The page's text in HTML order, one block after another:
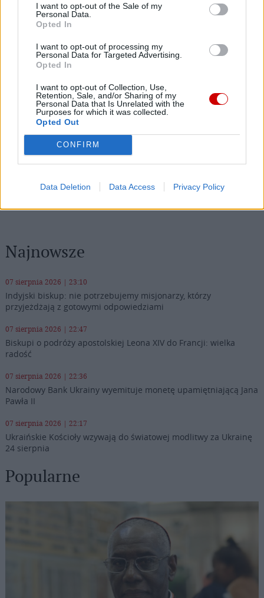
I want to opt-out of the Sale of my
Personal Data.
Opted In
I want to opt-out of processing my
Personal Data for Targeted Advertising.
Opted In
I want to opt-out of Collection, Use,
Retention, Sale, and/or Sharing of my
Personal Data that Is Unrelated with the
Purposes for which it was collected.
Opted Out
CONFIRM
Data Deletion Data Access Privacy Policy
Facebook
TwitterMessengerWhatsApp
EmailCopy
Link
Print
Wersja do druku
Tagi:
MĘCZENNICY Z PARIACOTO
O. ZBIGNIEW STRZAŁKOWSKI O.MICHAŁ TOMASZEK
Najnowsze
07 sierpnia 2026 | 23:10
Indyjski biskup: nie potrzebujemy misjonarzy, którzy
przyjeżdżają z gotowymi odpowiedziami
07 sierpnia 2026 | 22:47
Biskupi o podróży apostolskiej Leona XIV do Francji: wielka
radość
07 sierpnia 2026 | 22:36
Narodowy Bank Ukrainy wyemituje monetę upamiętniającą Jana
Pawła II
07 sierpnia 2026 | 22:17
Ukraińskie Kościoły wzywają do światowej modlitwy za Ukrainę
24 sierpnia
Popularne